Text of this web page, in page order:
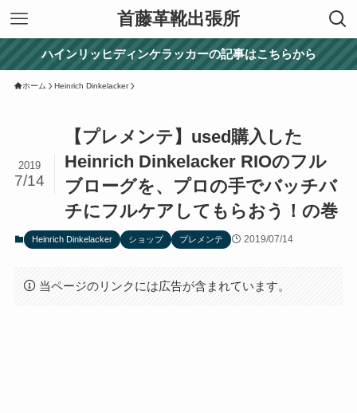
首藤革靴出張所
ハインリッヒディンケラッカーの記事はこちらから
ホーム Heinrich Dinkelacker
【プレメンテ】used購入した
Heinrich Dinkelacker RIOのフル
ブローグを、プロの手でバッチバ
チにフルケアしてもらおう！の巻
2019
7/14
Heinrich Dinkelacker ショップ プレメンテ 2019/07/14
当ページのリンクには広告が含まれています。